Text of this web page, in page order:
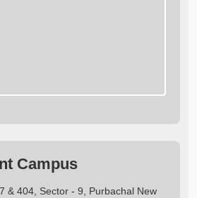
Campus
& 404, Sector - 9, Purbachal New